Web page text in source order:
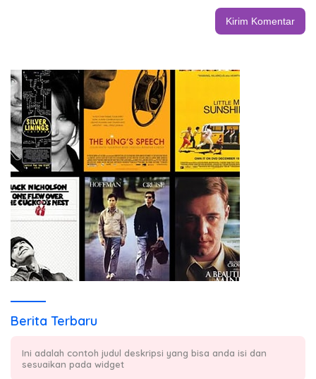
Berita Terbaru
Ini adalah contoh judul deskripsi yang bisa anda isi dan
sesuaikan pada widget